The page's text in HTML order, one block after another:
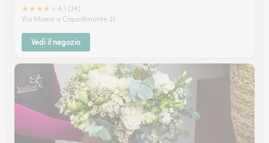
★★★★
4.1 (34)
Via Miano a Capodimonte 21
Vedi il negozio